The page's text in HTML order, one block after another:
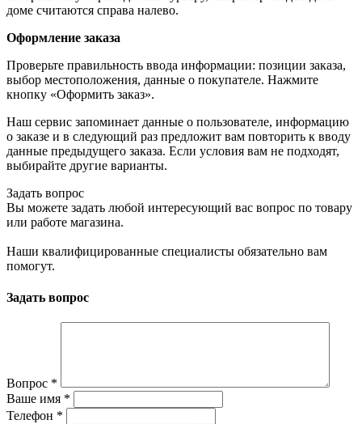
доме считаются справа налево.
Оформление заказа
Проверьте правильность ввода информации: позиции заказа,
выбор местоположения, данные о покупателе. Нажмите
кнопку «Оформить заказ».
Наш сервис запоминает данные о пользователе, информацию
о заказе и в следующий раз предложит вам повторить к вводу
данные предыдущего заказа. Если условия вам не подходят,
выбирайте другие варианты.
Задать вопрос
Вы можете задать любой интересующий вас вопрос по товару
или работе магазина.
Наши квалифицированные специалисты обязательно вам
помогут.
Задать вопрос
Вопрос *
Ваше имя *
Телефон *